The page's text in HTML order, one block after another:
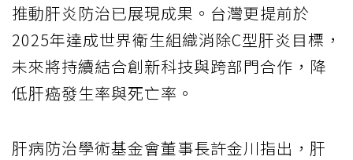
推動肝炎防治已展現成果。台灣更提前於
2025年達成世界衛生組織消除C型肝炎目標，
未來將持續結合創新科技與跨部門合作，降
低肝癌發生率與死亡率。
肝病防治學術基金會董事長許金川指出，肝